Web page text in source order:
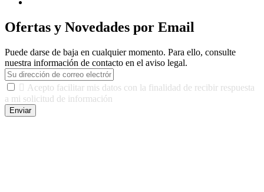
Ofertas y Novedades por Email
Puede darse de baja en cualquier momento. Para ello, consulte
nuestra información de contacto en el aviso legal.
 Acepto facilitar mis datos con la finalidad de recibir respuesta
a mi solicitud de información
Enviar